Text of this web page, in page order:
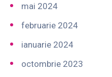
mai 2024
februarie 2024
ianuarie 2024
octombrie 2023